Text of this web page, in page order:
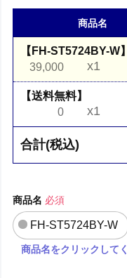
商品名
【FH-ST5724BY-W】
39,000
x1
【送料無料】
0
x1
合計(税込)
商品名 必須
FH-ST5724BY-W
商品名をクリックして